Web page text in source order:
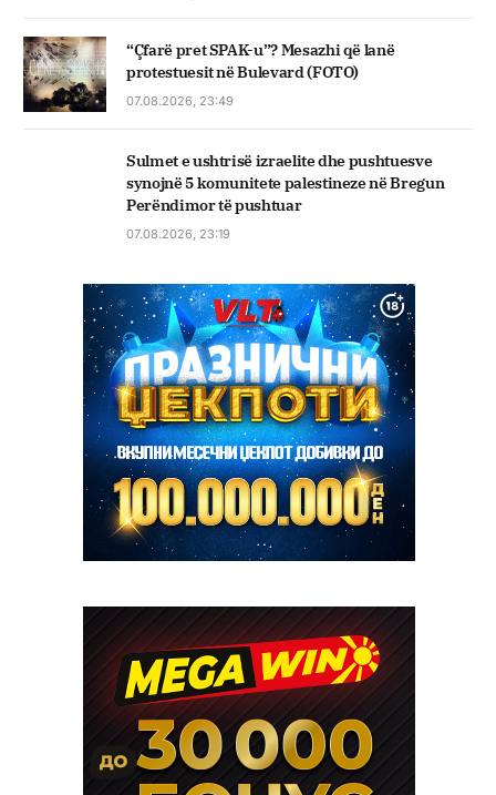
“Çfarë pret SPAK-u”? Mesazhi që lanë
protestuesit në Bulevard (FOTO)
07.08.2026, 23:49
Sulmet e ushtrisë izraelite dhe pushtuesve
synojnë 5 komunitete palestineze në Bregun
Perëndimor të pushtuar
07.08.2026, 23:19